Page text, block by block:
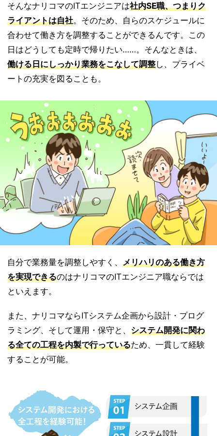
そんなナリコマのITエンジニアは社内SE職、つまりク
ライアントは自社。そのため、自らのスケジュールに
合わせて働き方を調整することができるんです。この
日はどうしても定時で帰りたい……。そんなときは、
働ける日にしっかり業務をこなして調整し、プライベ
ートの充実を図ることも。
自分で業務量を調整しやすく、 メリハリのある働き方
を実現できるのはナリコマのITエンジニア職ならでは
といえます。
また、ナリコマならITシステム企画から設計・プログ
ラミング、そして運用・保守と、 システム開発に関わ
る全ての工程を内製で行っているため、一貫して経験
することが可能。